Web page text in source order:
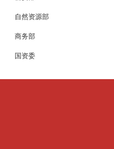
自然资源部
商务部
国资委